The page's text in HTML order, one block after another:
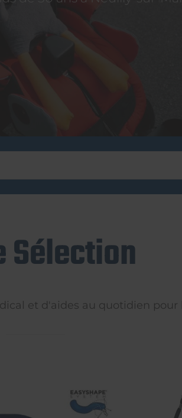
Sélection
et d'aides au quotidien pour